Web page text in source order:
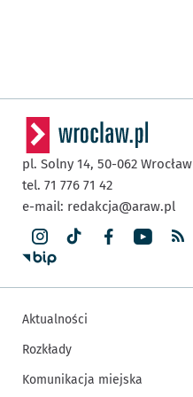
pl. Solny 14, 50-062 Wrocław
tel. 71 776 71 42
e-mail: redakcja@araw.pl
Aktualności
Rozkłady
Komunikacja miejska